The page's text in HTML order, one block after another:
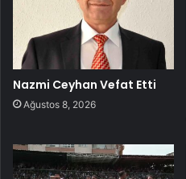
Nazmi Ceyhan Vefat Etti
Ağustos 8, 2026